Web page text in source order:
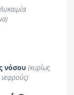
νόσου (κυρίως